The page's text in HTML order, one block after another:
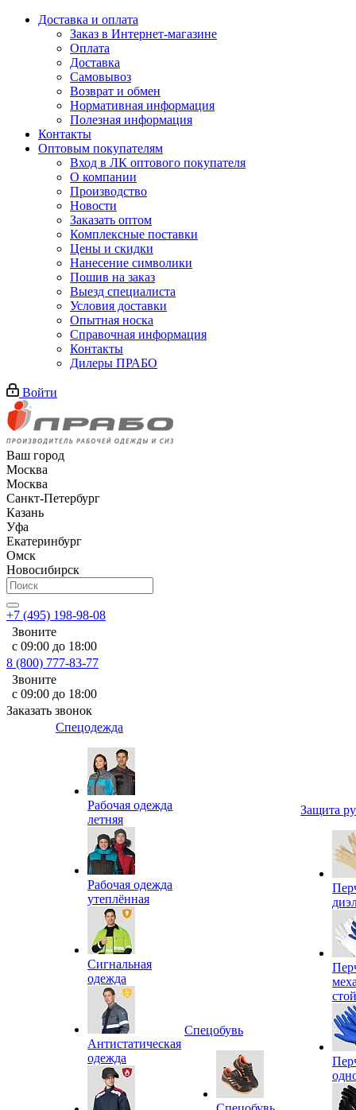
Доставка и оплата
Заказ в Интернет-магазине
Оплата
Доставка
Самовывоз
Возврат и обмен
Нормативная информация
Полезная информация
Контакты
Оптовым покупателям
Вход в ЛК оптового покупателя
О компании
Производство
Новости
Заказать оптом
Комплексные поставки
Цены и скидки
Нанесение символики
Пошив на заказ
Выезд специалиста
Условия доставки
Опытная носка
Справочная информация
Контакты
Дилеры ПРАБО
Войти
Ваш город
Москва
Москва
Санкт-Петербург
Казань
Уфа
Екатеринбург
Омск
Новосибирск
+7 (495) 198-98-08
Звоните
с 09:00 до 18:00
8 (800) 777-83-77
Звоните
с 09:00 до 18:00
Заказать звонок
Спецодежда
Рабочая одежда
летняя
Рабочая одежда
утеплённая
Сигнальная
одежда
Антистатическая
одежда
Спецобувь
Защита